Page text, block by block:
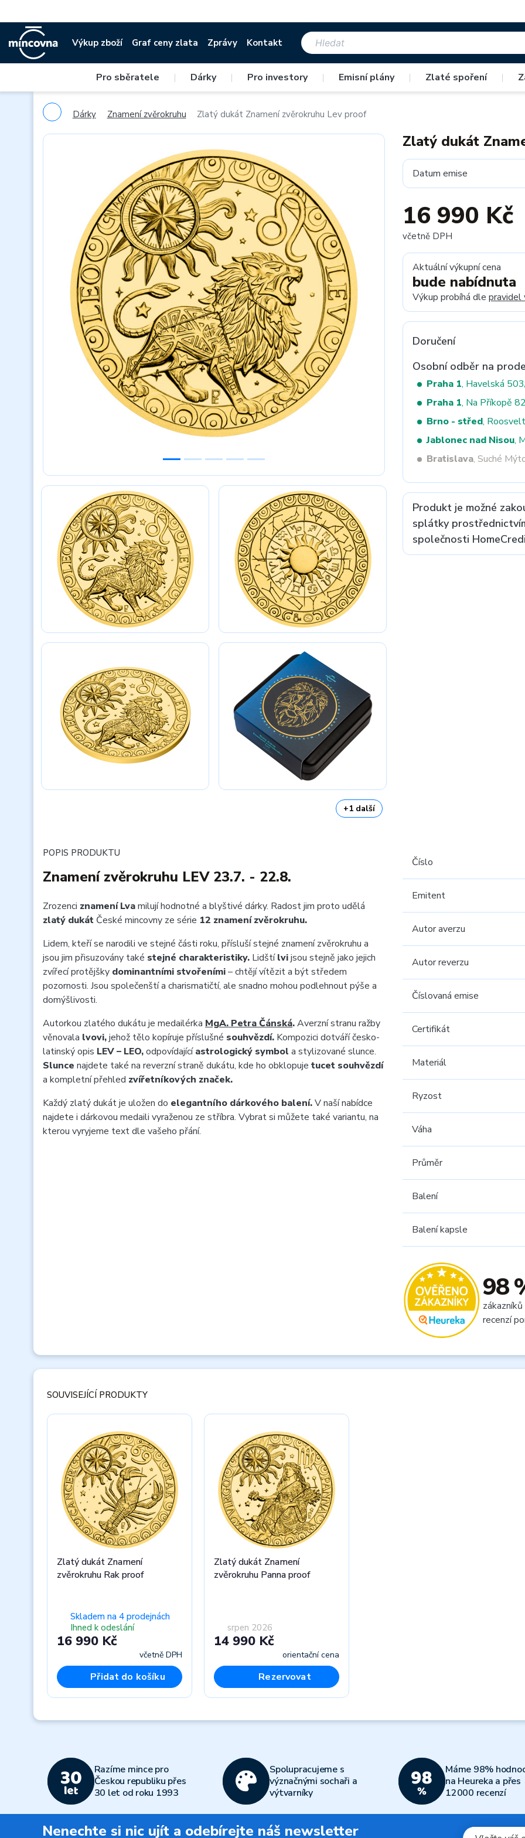
Výkup zboží Graf ceny zlata Zprávy Kontakt
Pro sběratele | Dárky | Pro investory | Emisní plány | Zlaté spoření |
Dárky Znamení zvěrokruhu Zlatý dukát Znamení zvěrokruhu Lev proof
Previous Next
+1 další
Zlatý dukát
Datum emise
16 990 Kč
včetně DPH
Aktuální výkupní cena
bude nabídnuta
Výkup probíhá dle pravidel
Doručení
Osobní odběr na
Praha 1, Havelská
Praha 1, Na Příkopě
Brno - střed,
Jablonec nad Nisou,
Bratislava, Suché
Produkt je možné
splátky
společnosti
POPIS PRODUKTU
Znamení zvěrokruhu LEV 23.7. - 22.8.
Zrozenci znamení Lvamilují hodnotné a blyštivé dárky. Radost jim proto udělá
zlatý dukát České mincovny ze série 12 znamení zvěrokruhu.
Lidem, kteří se narodili ve stejné části roku, přísluší stejné znamení zvěrokruhu a
jsou jim přisuzovány také stejné charakteristiky. Lidštílvijsou stejně jako jejich
zvířecí protějšky dominantními stvořeními– chtějí vítězit a být středem
pozornosti. Jsou společenští a charismatičtí, ale snadno mohou podlehnout pýše a
domýšlivosti.
Autorkou zlatého dukátu je medailérka MgA. Petra Čánská.Averzní stranu ražby
věnovala lvovi,jehož tělo kopíruje příslušné souhvězdí. Kompozici dotváří česko-
latinský opis LEV – LEO,odpovídajícíastrologický symbol a stylizované slunce.
Slunce najdete také na reverzní straně dukátu, kde ho obklopuje tucet souhvězdí
a kompletní přehled zvířetníkových značek.
Každý zlatý dukát je uložen do elegantního dárkového balení.V naší nabídce
najdete i dárkovou medaili vyraženou ze stříbra. Vybrat si můžete také variantu, na
kterou vyryjeme text dle vašeho přání.
Číslo
Emitent
Autor averzu
Autor reverzu
Číslovaná emise
Certifikát
Materiál
Ryzost
Váha
Průměr
Balení
Balení kapsle
98
recenzí
SOUVISEJÍCÍ PRODUKTY
Zlatý dukát Znamení
zvěrokruhu Rak proof
Skladem na 4 prodejnách
Ihned k odeslání
16 990 Kč
včetně DPH
Přidat do košíku
Zlatý dukát Znamení
zvěrokruhu Panna proof
srpen 2026
14 990 Kč
orientační cena
Rezervovat
Razíme mince pro
Českou republiku přes
30 let od roku 1993
Spolupracujeme s
význačnými sochaři a
výtvarníky
Máme 98%
na Heureka a přes
12000 recenzí
Nenechte si nic ujít a odebírejte náš newsletter